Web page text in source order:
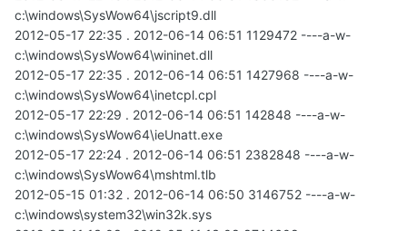
c:\windows\SysWow64\jscript9.dll
2012-05-17 22:35 . 2012-06-14 06:51 1129472 ----a-w-
c:\windows\SysWow64\wininet.dll
2012-05-17 22:35 . 2012-06-14 06:51 1427968 ----a-w-
c:\windows\SysWow64\inetcpl.cpl
2012-05-17 22:29 . 2012-06-14 06:51 142848 ----a-w-
c:\windows\SysWow64\ieUnatt.exe
2012-05-17 22:24 . 2012-06-14 06:51 2382848 ----a-w-
c:\windows\SysWow64\mshtml.tlb
2012-05-15 01:32 . 2012-06-14 06:50 3146752 ----a-w-
c:\windows\system32\win32k.sys